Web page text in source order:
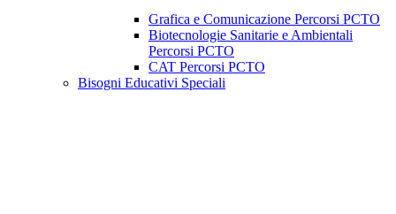
Grafica e Comunicazione Percorsi PCTO
Biotecnologie Sanitarie e Ambientali
Percorsi PCTO
CAT Percorsi PCTO
Bisogni Educativi Speciali